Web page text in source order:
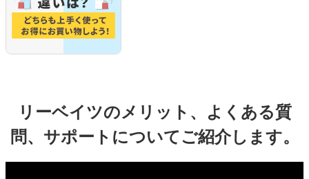
リーベイツのメリット、よくある質
問、サポートについてご紹介します。